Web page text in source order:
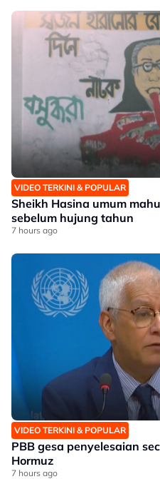
VIDEO TERKINI & POPULAR
Sheikh Hasina umum
sebelum hujung tahun
7 hours ago
VIDEO TERKINI & POPULAR
PBB gesa penyelesaian
Hormuz
7 hours ago